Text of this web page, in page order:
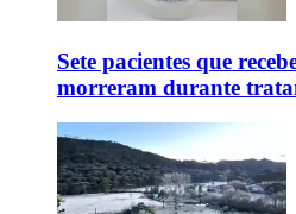
Sete pacientes que
morreram durante